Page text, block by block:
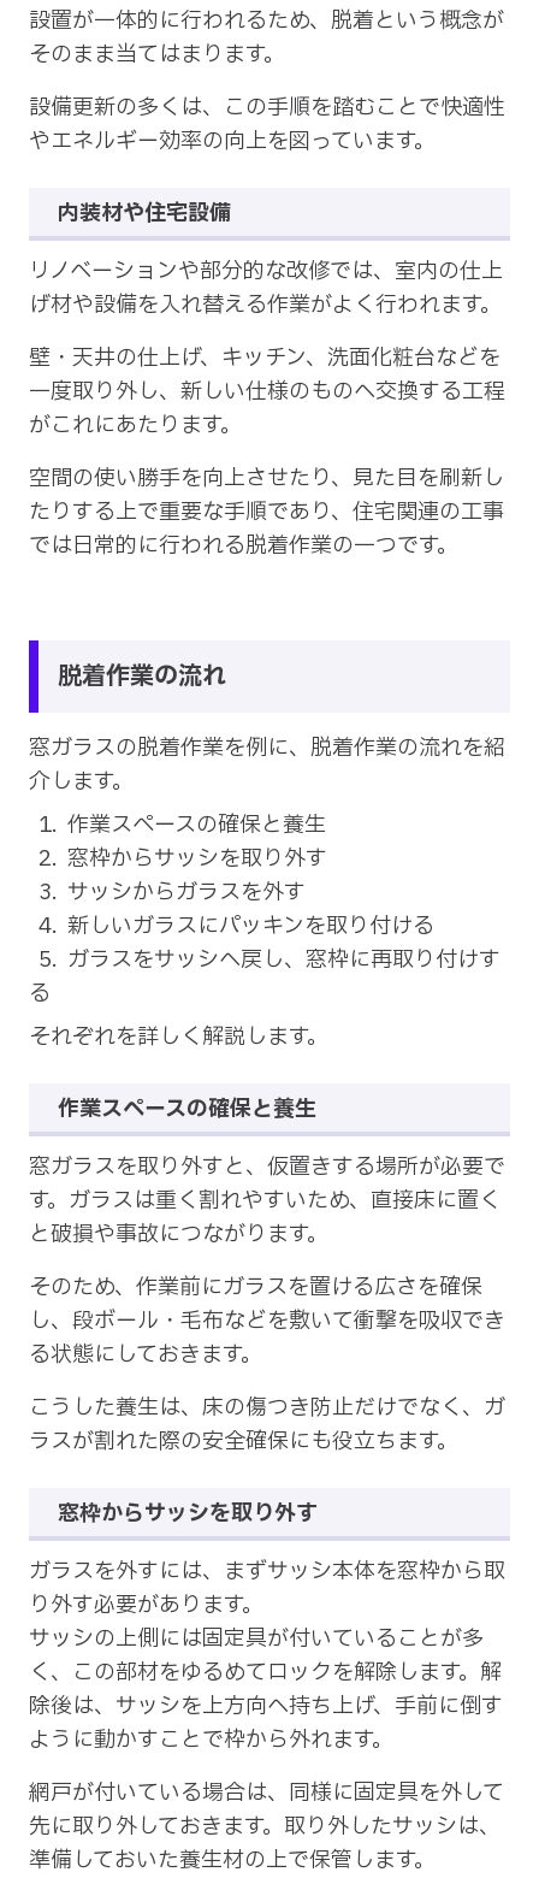
設置が一体的に行われるため、脱着という概念が
そのまま当てはまります。
設備更新の多くは、この手順を踏むことで快適性
やエネルギー効率の向上を図っています。
内装材や住宅設備
リノベーションや部分的な改修では、室内の仕上
げ材や設備を入れ替える作業がよく行われます。
壁・天井の仕上げ、キッチン、洗面化粧台などを
一度取り外し、新しい仕様のものへ交換する工程
がこれにあたります。
空間の使い勝手を向上させたり、見た目を刷新し
たりする上で重要な手順であり、住宅関連の工事
では日常的に行われる脱着作業の一つです。
脱着作業の流れ
窓ガラスの脱着作業を例に、脱着作業の流れを紹
介します。
作業スペースの確保と養生
窓枠からサッシを取り外す
サッシからガラスを外す
新しいガラスにパッキンを取り付ける
ガラスをサッシへ戻し、窓枠に再取り付けす
る
それぞれを詳しく解説します。
作業スペースの確保と養生
窓ガラスを取り外すと、仮置きする場所が必要で
す。ガラスは重く割れやすいため、直接床に置く
と破損や事故につながります。
そのため、作業前にガラスを置ける広さを確保
し、段ボール・毛布などを敷いて衝撃を吸収でき
る状態にしておきます。
こうした養生は、床の傷つき防止だけでなく、ガ
ラスが割れた際の安全確保にも役立ちます。
窓枠からサッシを取り外す
ガラスを外すには、まずサッシ本体を窓枠から取
り外す必要があります。
サッシの上側には固定具が付いていることが多
く、この部材をゆるめてロックを解除します。解
除後は、サッシを上方向へ持ち上げ、手前に倒す
ように動かすことで枠から外れます。
網戸が付いている場合は、同様に固定具を外して
先に取り外しておきます。取り外したサッシは、
準備しておいた養生材の上で保管します。